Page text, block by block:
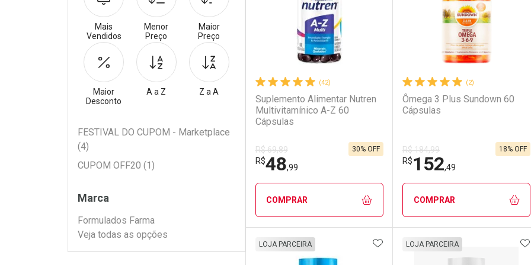
(42)
Suplemento Alimentar Nutren
Multivitamínico A-Z 60
Cápsulas
R$ 69,89
R$48,99
30% OFF
COMPRAR
FECHAR
FECHAR
(2)
Ômega 3 Plus Sundown 60
Cápsulas
R$ 184,99
R$152,49
18% OFF
COMPRAR
LOJA PARCEIRA ADICIONAR AOS FAVORITOS
LOJA PARCEIRA
Mais
Vendidos
Menor
Preço
Maior
Preço
Maior
Desconto
A a Z Z a A
Filtros
FESTIVAL DO CUPOM - Marketplace
(4)
CUPOM OFF20 (1)
Marca
Formulados Farma
Veja todas as opções